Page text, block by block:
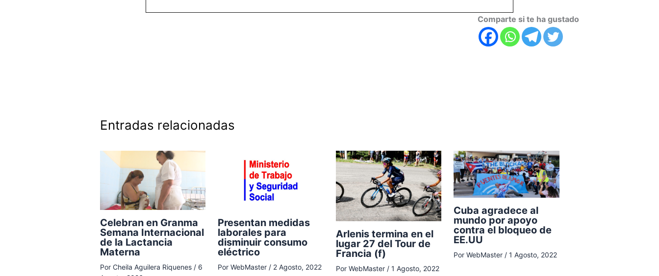
Comparte si te ha gustado
Entradas relacionadas
Celebran en Granma
Semana Internacional
de la Lactancia
Materna
Por Cheila Aguilera Riquenes / 6
Presentan medidas
laborales para
disminuir consumo
eléctrico
Por WebMaster / 2 Agosto, 2022
Arlenis termina en el
lugar 27 del Tour de
Francia (f)
Por WebMaster / 1 Agosto, 2022
Cuba agradece al
mundo por apoyo
contra el bloqueo de
EE.UU
Por WebMaster / 1 Agosto, 2022